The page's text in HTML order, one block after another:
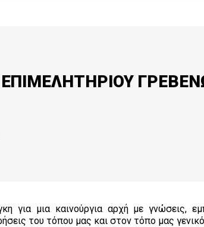
για μια καινούργια αρχή με γνώσεις,
του τόπου μας και στον τόπο μας